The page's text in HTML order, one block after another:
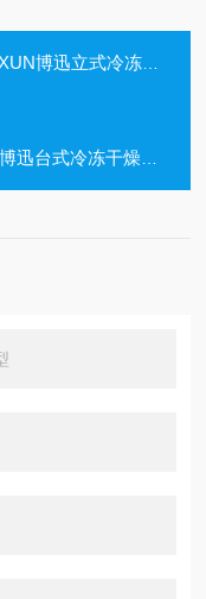
式冷冻干燥机T型架型
冷冻干燥机多歧管型